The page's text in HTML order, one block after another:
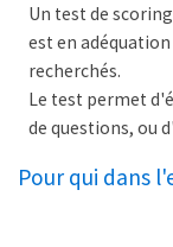
Un test de
est en
recherchés.
Le test permet
de questions, ou
Pour qui dans